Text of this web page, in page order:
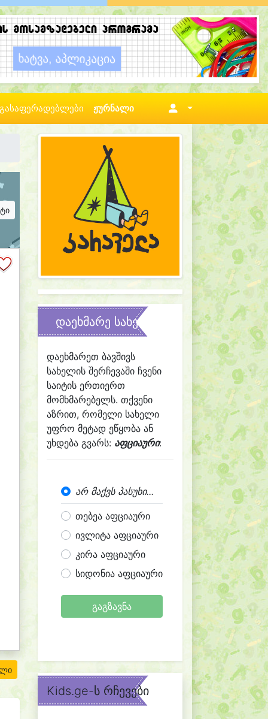
ჟურნალი
დაეხმარე სახელის შერჩევაში
დაეხმარეთ ბავშივს
სახელის შერჩევაში ჩვენი
საიტის ერთიერთ
მომხმარებელს. თქვენი
აზრით, რომელი სახელი
უფრო მეტად ეწყობა ან
უხდება გვარს: აფციაური:
არ მაქვს პასუხი...
თებეა აფციაური
ივლიტა აფციაური
კირა აფციაური
სიდონია აფციაური
გაგზავნა
Kids.ge-ს რჩევები